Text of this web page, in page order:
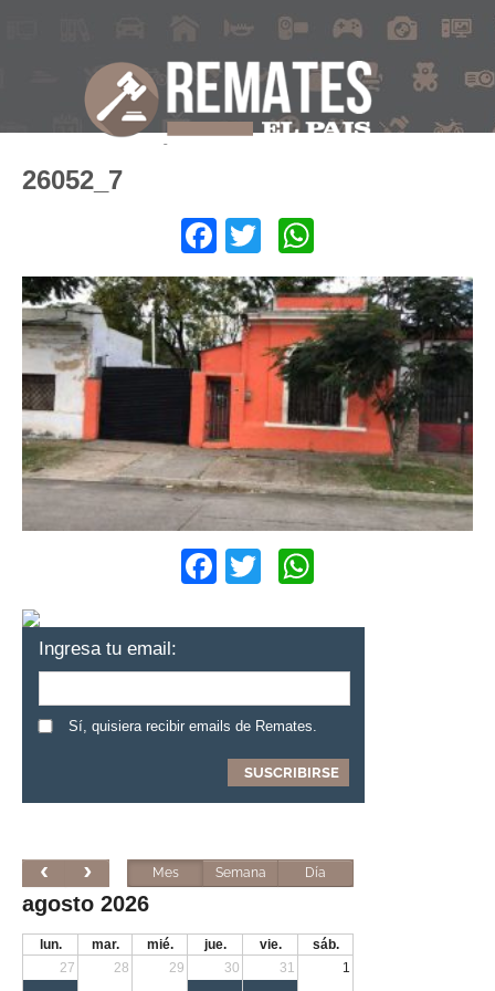
26052_7
Facebook
Twitter
Facebook
Twitter
Ingresa tu email:
Sí, quisiera recibir emails de Remates.
Mes Semana Día
agosto 2026
lun. mar. mié. jue. vie.
sáb.
27
28 29 30 31 1